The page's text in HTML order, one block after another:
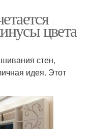
цвета
стен,
идея. Этот